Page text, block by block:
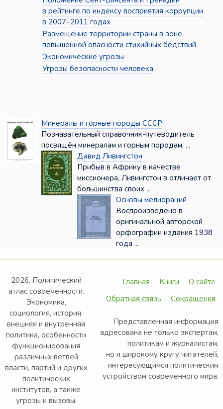
в рейтинге по индексу восприятия коррупции
в 2007–2011 годах
Размещение территории страны в зоне
повышенной опасности стихийных бедствий
Экономические угрозы
Угрозы безопасности человека
Минералы и горные породы СССР
Познавательный справочник-путеводитель
посвящён минералам и горным породам, ...
Давид Ливингстон
Прибыв в Африку в качестве
миссионера, Ливингстон в отличает от
большинства своих ...
Основы мелиораций
Воспроизведено в
оригинальной авторской
орфографии издания 1938
года ...
2026. Политический
атлас современности.
Экономика,
социология, история,
внешняя и внутренняя
политика, особенности
функционирования
различных ветвей
власти, партий и других
политических
институтов, а также
угрозы и вызовы,
Главная Книги
О сайте
Обратная связь
Сокращения
Представленная информация
адресована не только экспертам,
политикам и журналистам,
но и широкому кругу читателей,
интересующимся политическим
устройством современного мира.